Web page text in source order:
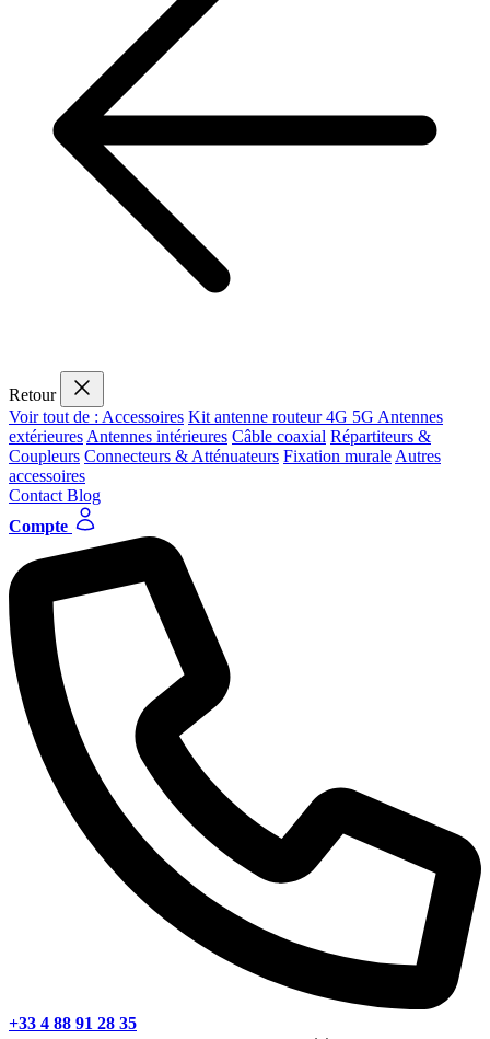
Retour
Voir tout de : Accessoires Kit antenne routeur 4G 5G Antennes
extérieures Antennes intérieures Câble coaxial Répartiteurs &
Coupleurs Connecteurs & Atténuateurs Fixation murale Autres
accessoires
Contact Blog
Compte
+33 4 88 91 28 35